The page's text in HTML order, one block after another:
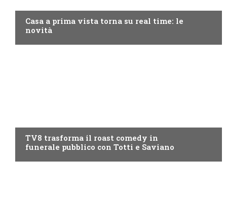
Casa a prima vista torna su real time: le
novità
TV8 trasforma il roast comedy in
funerale pubblico con Totti e Saviano